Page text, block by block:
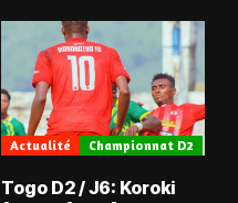
Actualité Championnat D2
Togo D2 / J6: Koroki